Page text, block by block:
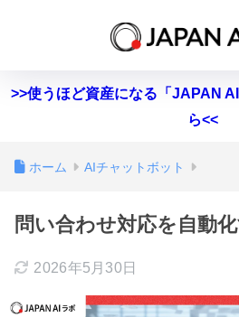
>>使うほど資産になる「JAPAN
ら<<
ホーム AIチャットボット
問い合わせ対応を自動
2026年5月30日